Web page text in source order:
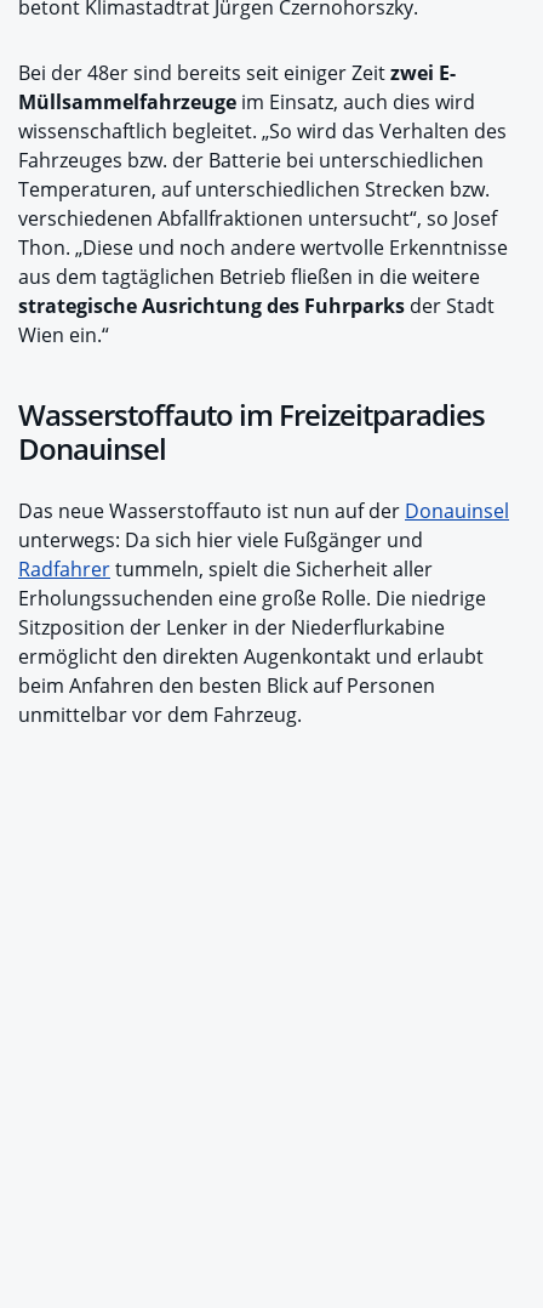
betont Klimastadtrat Jürgen Czernohorszky.
Bei der 48er sind bereits seit einiger Zeitzwei E-
Müllsammelfahrzeuge im Einsatz, auch dies wird
wissenschaftlich begleitet. „So wird das Verhalten des
Fahrzeuges bzw. der Batterie bei unterschiedlichen
Temperaturen, auf unterschiedlichen Strecken bzw.
verschiedenen Abfallfraktionen untersucht“, so Josef
Thon. „Diese und noch andere wertvolle Erkenntnisse
aus dem tagtäglichen Betrieb fließen in die weitere
strategische Ausrichtung des Fuhrparks der Stadt
Wien ein.“
Wasserstoffauto im Freizeitparadies
Donauinsel
Das neue Wasserstoffauto ist nun auf der Donauinsel
unterwegs: Da sich hier viele Fußgänger und
Radfahrertummeln, spielt die Sicherheit aller
Erholungssuchenden eine große Rolle. Die niedrige
Sitzposition der Lenker in der Niederflurkabine
ermöglicht den direkten Augenkontakt und erlaubt
beim Anfahren den besten Blick auf Personen
unmittelbar vor dem Fahrzeug.